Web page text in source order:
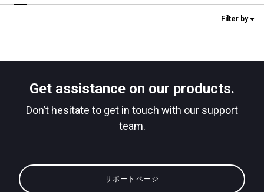
Filter by
Get assistance on our products.
Don’t hesitate to get in touch with our support
team.
サポートページ
プライバシーポリシー